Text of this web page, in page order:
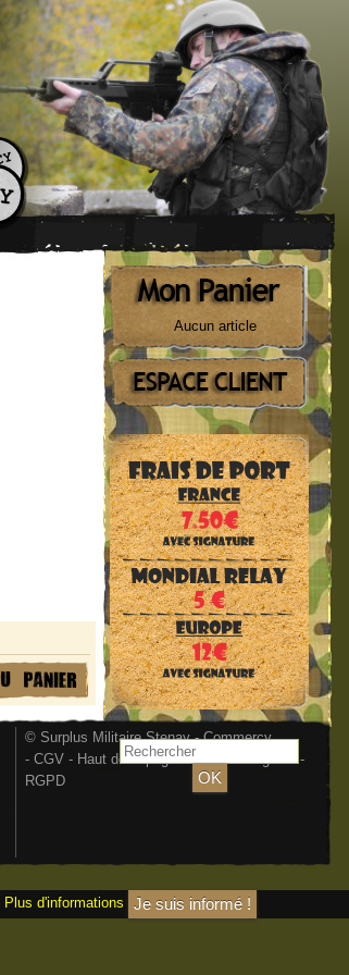
Aucun article
© Surplus Militaire Stenay - Commercy
- CGV - Haut de la page-Mentions légales-
RGPD
Plus d'informations